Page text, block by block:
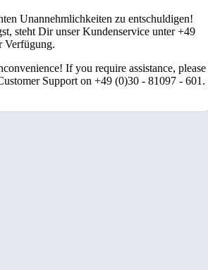
Unannehmlichkeiten zu entschuldigen!
steht Dir unser Kundenservice unter +49
Verfügung.
If you require assistance, please
Support on +49 (0)30 - 81097 - 601.